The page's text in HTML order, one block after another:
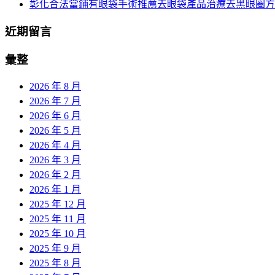
彰化合法當鋪有眼袋手術推薦去眼袋產品治療去黑眼圈
近期留言
彙整
2026 年 8 月
2026 年 7 月
2026 年 6 月
2026 年 5 月
2026 年 4 月
2026 年 3 月
2026 年 2 月
2026 年 1 月
2025 年 12 月
2025 年 11 月
2025 年 10 月
2025 年 9 月
2025 年 8 月